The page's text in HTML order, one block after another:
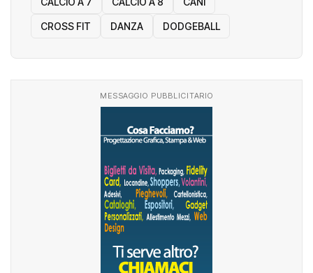
CROSS FIT DANZA DODGEBALL
MESSAGGIO PUBBLICITARIO